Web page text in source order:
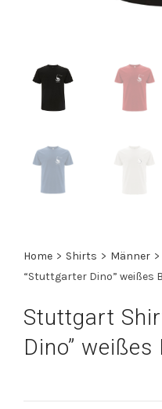
Home > Shirts > Männer >
“Stuttgarter Dino” weißes
Stuttgart
Dino”